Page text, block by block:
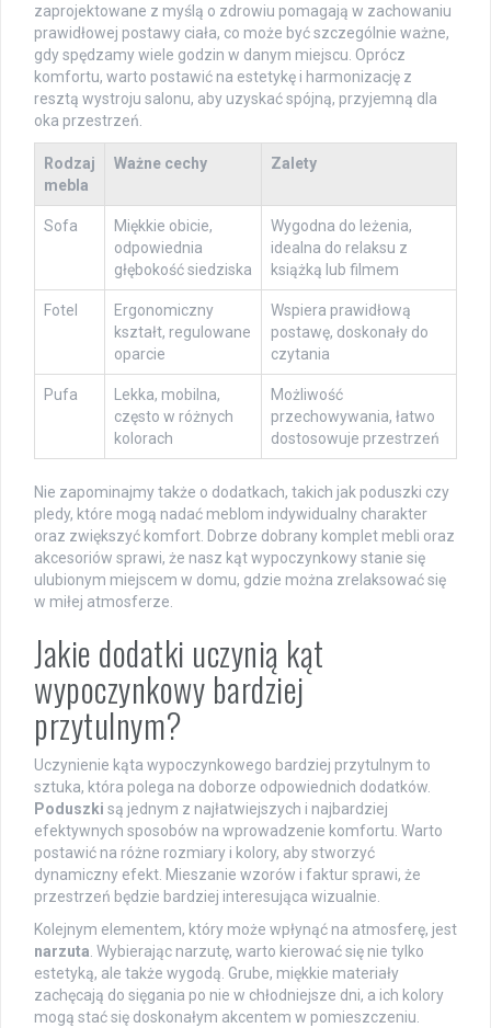
zaprojektowane z myślą o zdrowiu pomagają w zachowaniu
prawidłowej postawy ciała, co może być szczególnie ważne,
gdy spędzamy wiele godzin w danym miejscu. Oprócz
komfortu, warto postawić na estetykę i harmonizację z
resztą wystroju salonu, aby uzyskać spójną, przyjemną dla
oka przestrzeń.
Rodzaj
mebla
Ważne cechy Zalety
Sofa
Miękkie obicie,
odpowiednia
głębokość siedziska
Wygodna do leżenia,
idealna do relaksu z
książką lub filmem
Fotel
Ergonomiczny
kształt, regulowane
oparcie
Wspiera prawidłową
postawę, doskonały do
czytania
Pufa
Lekka, mobilna,
często w różnych
kolorach
Możliwość
przechowywania, łatwo
dostosowuje przestrzeń
Nie zapominajmy także o dodatkach, takich jak poduszki czy
pledy, które mogą nadać meblom indywidualny charakter
oraz zwiększyć komfort. Dobrze dobrany komplet mebli oraz
akcesoriów sprawi, że nasz kąt wypoczynkowy stanie się
ulubionym miejscem w domu, gdzie można zrelaksować się
w miłej atmosferze.
Jakie dodatki uczynią kąt
wypoczynkowy bardziej
przytulnym?
Uczynienie kąta wypoczynkowego bardziej przytulnym to
sztuka, która polega na doborze odpowiednich dodatków.
Poduszki są jednym z najłatwiejszych i najbardziej
efektywnych sposobów na wprowadzenie komfortu. Warto
postawić na różne rozmiary i kolory, aby stworzyć
dynamiczny efekt. Mieszanie wzorów i faktur sprawi, że
przestrzeń będzie bardziej interesująca wizualnie.
Kolejnym elementem, który może wpłynąć na atmosferę, jest
narzuta. Wybierając narzutę, warto kierować się nie tylko
estetyką, ale także wygodą. Grube, miękkie materiały
zachęcają do sięgania po nie w chłodniejsze dni, a ich kolory
mogą stać się doskonałym akcentem w pomieszczeniu.